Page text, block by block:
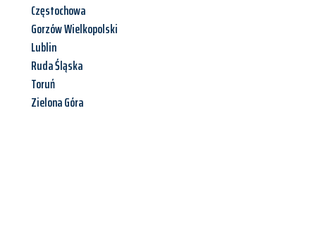
Częstochowa
Gorzów Wielkopolski
Lublin
Ruda Śląska
Toruń
Zielona Góra